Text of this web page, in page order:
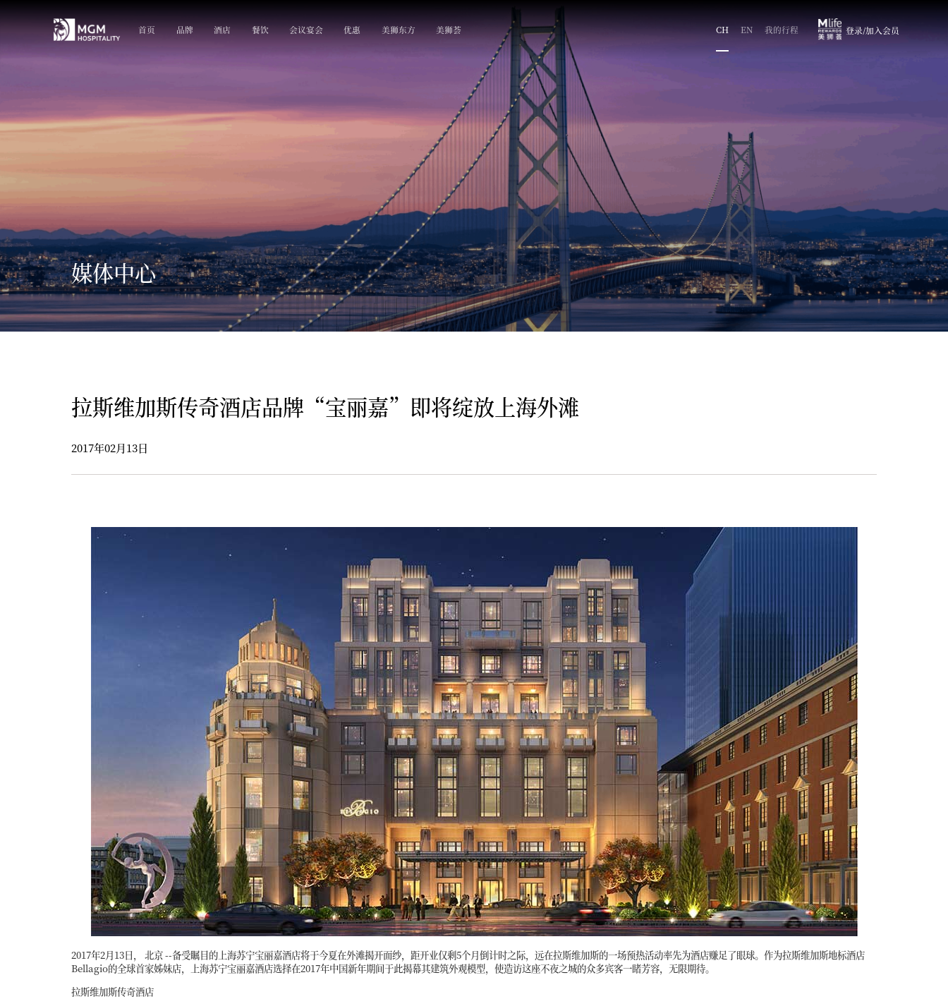
首页 品牌 酒店 餐饮 会议宴会 优惠 美狮东方 美狮荟 CH EN 我的行程 登录/加入会员
媒体中心
拉斯维加斯传奇酒店品牌“宝丽嘉”即将绽放上海外滩
2017年02月13日
2017年2月13日， 北京 --备受瞩目的上海苏宁宝丽嘉酒店将于今夏在外滩揭开面纱，距开业仅剩5个月倒计时之际，远在拉斯维加斯的一场预热活动率先为酒店赚足了眼球。作为拉斯维加斯地标酒店
Bellagio的全球首家姊妹店，上海苏宁宝丽嘉酒店选择在2017年中国新年期间于此揭幕其建筑外观模型，使造访这座不夜之城的众多宾客一睹芳容，无限期待。
拉斯维加斯传奇酒店